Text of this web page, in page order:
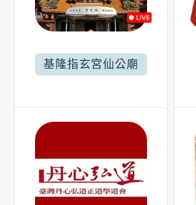
基隆指玄宮仙公廟